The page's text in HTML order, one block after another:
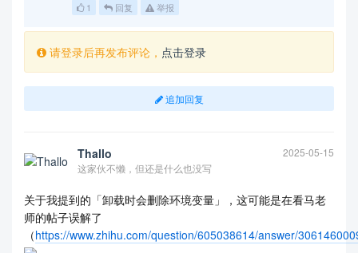
1 回复 举报
请登录后再发布评论， 点击登录
追加回复
Thallo
2025-05-15
这家伙不懒，但还是什么也没写
关于我提到的「卸载时会删除环境变量」，这可能是在看马老
师的帖子误解了
（https://www.zhihu.com/question/605038614/answer/